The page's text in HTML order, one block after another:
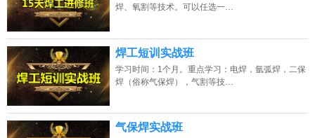
焊、氧割等技术。可以任选一…
焊工短训实战班
学习时间：1个月。重点学习：电焊，氩弧焊，二保
焊（俗称气保焊），气割等技…
气保焊实战班